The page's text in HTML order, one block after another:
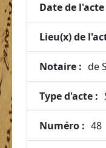
Date de l'acte
Lieu(x) de
Notaire : de
Type d'acte :
Numéro : 48